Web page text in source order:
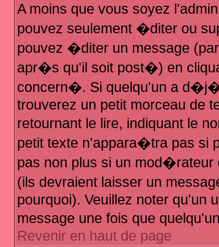
A moins que vous soyez
pouvez seulement �diter ou
pouvez �diter un message
apr�s qu'il soit post�) en
concern�. Si quelqu'un a
trouverez un petit morceau de
retournant le lire, indiquant le
petit texte n'appara�tra pas si
pas non plus si un
(ils devraient laisser un
pourquoi). Veuillez noter qu'un
message une fois que
Revenir en haut de page